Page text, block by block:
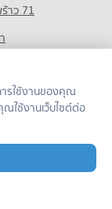
าว 71
หว้า
ดพร้าว
วียนใหญ่
รี
รใช้งานของคุณ
ณใช้งานเว็บไซต์ต่อ